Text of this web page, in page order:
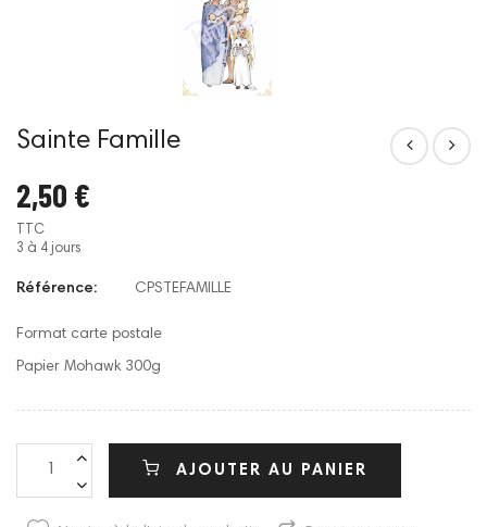
Sainte Famille
2,50 €
TTC
3 à 4 jours
Référence: CPSTEFAMILLE
Format carte postale
Papier Mohawk 300g
AJOUTER AU PANIER